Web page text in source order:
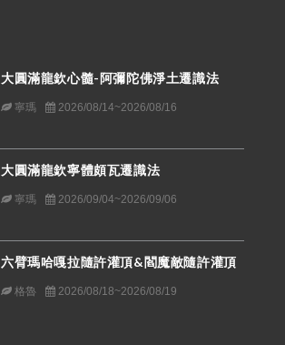
大圓滿龍欽心髓-阿彌陀佛淨土遷識法
寧瑪 2026/08/14~2026/08/16
大圓滿龍欽寧體頗瓦遷識法
寧瑪 2026/09/04~2026/09/06
六臂瑪哈嘎拉隨許灌頂&閻魔敵隨許灌頂
格魯 2026/08/18~2026/08/19